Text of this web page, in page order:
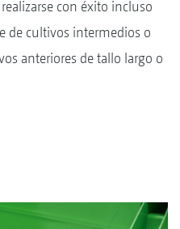
con éxito incluso
de cultivos intermedios o
anteriores de tallo largo o